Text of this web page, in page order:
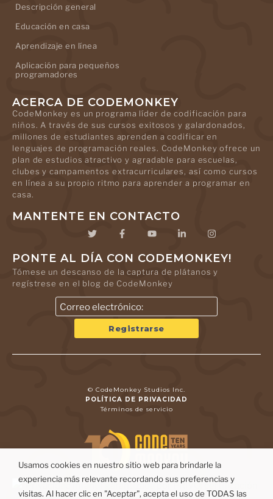
Descripción general
Educación en casa
Aprendizaje en línea
Aplicación para pequeños
programadores
ACERCA DE CODEMONKEY
CodeMonkey es un programa líder de codificación para
niños. A través de sus cursos exitosos y galardonados,
millones de estudiantes aprenden a codificar en
lenguajes de programación reales. CodeMonkey ofrece un
plan de estudios atractivo y agradable para escuelas,
clubes y campamentos extracurriculares, así como cursos
en línea a su propio ritmo para aprender a programar en
casa.
MANTENTE EN CONTACTO
PONTE AL DÍA CON CODEMONKEY!
Tómese un descanso de la captura de plátanos y
regístrese en el blog de CodeMonkey
© CodeMonkey Studios Inc.
POLÍTICA DE PRIVACIDAD
Términos de servicio
Usamos cookies en nuestro sitio web para brindarle la
experiencia más relevante recordando sus preferencias y
visitas. Al hacer clic en "Aceptar", acepta el uso de TODAS las